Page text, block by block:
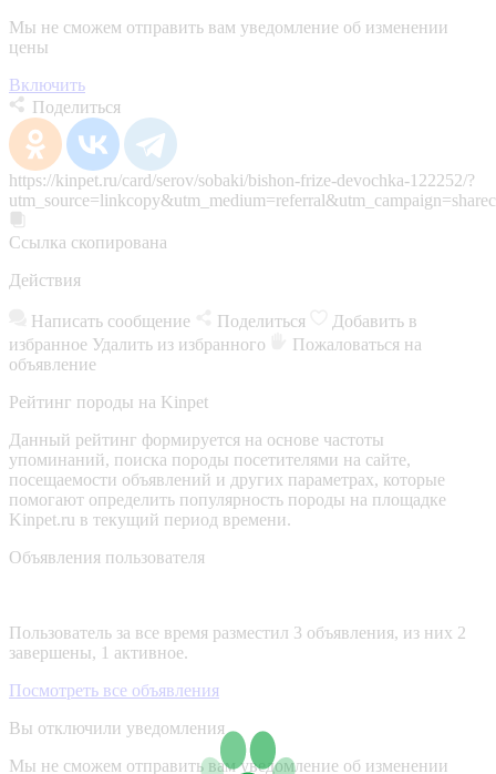
Мы не сможем отправить вам уведомление об изменении
цены
Включить
Поделиться
https://kinpet.ru/card/serov/sobaki/bishon-frize-devochka-122252/?
Ссылка скопирована
Действия
Написать сообщение Поделиться
Добавить в
избранное Удалить из избранного
Пожаловаться на
объявление
Рейтинг породы на Kinpet
Данный рейтинг формируется на основе частоты
упоминаний, поиска породы посетителями на сайте,
посещаемости объявлений и других параметрах, которые
помогают определить популярность породы на площадке
Kinpet.ru в текущий период времени.
Объявления пользователя
Пользователь за все время разместил 3 объявления, из них 2
завершены, 1 активное.
Посмотреть все объявления
Вы отключили уведомления
Мы не сможем отправить вам уведомление об изменении